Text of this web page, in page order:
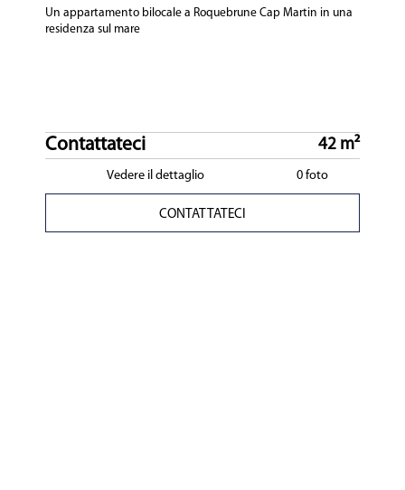
Un appartamento bilocale a Roquebrune Cap Martin in una
residenza sul mare
Contattateci 42 m²
Vedere il dettaglio 0 foto
CONTATTATECI